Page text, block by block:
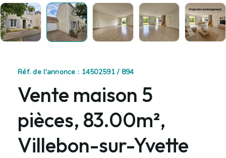
Réf. de l'annonce : 14502591 / 894
Vente maison 5
pièces, 83.00m²,
Villebon-sur-Yvette